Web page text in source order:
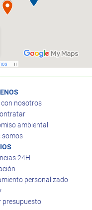
con nosotros
ambiental
somos
24H
personalizado
presupuesto